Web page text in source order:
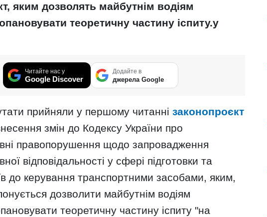
яким дозволять майбутнім водіям
теоретичну частину іспиту.у
Читайте нас у
Google Discover
Додайте в
джерела Google
прийняли у першому читанні законопроєкт
змін до Кодексу України про
правопорушення щодо запровадження
відповідальності у сфері підготовки та
до керування транспортними засобами, яким,
дозволити майбутнім водіям
теоретичну частину іспиту "на